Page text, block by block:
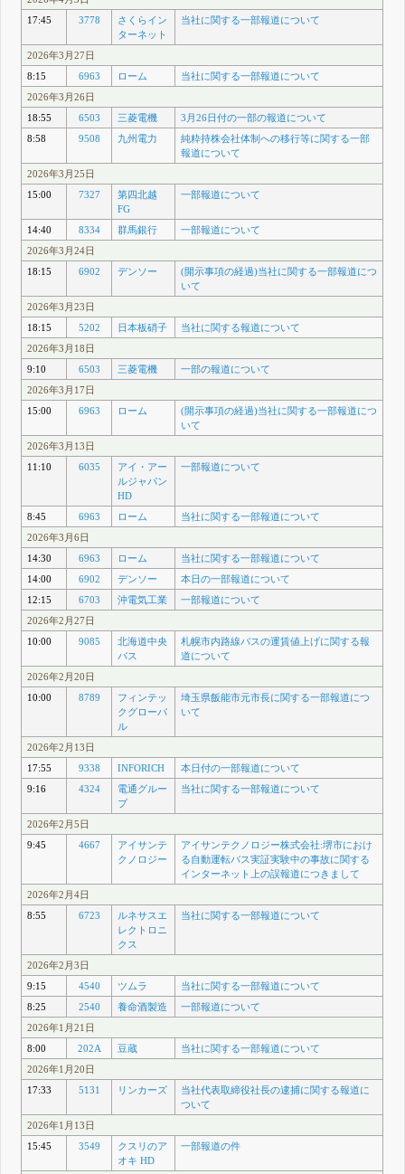
17:45
3778
さくらイン
ターネット
当社に関する一部報道について
2026年3月27日
8:15
6963 ローム
当社に関する一部報道について
2026年3月26日
18:55
6503 三菱電機
3月26日付の一部の報道について
8:58
9508 九州電力
純粋持株会社体制への移行等に関する一部
報道について
2026年3月25日
15:00
7327
第四北越
FG
一部報道について
14:40 8334 群馬銀行
一部報道について
2026年3月24日
18:15
6902 デンソー
(開示事項の経過)当社に関する一部報道につ
いて
2026年3月23日
18:15
5202 日本板硝子
当社に関する報道について
2026年3月18日
9:10
6503 三菱電機
一部の報道について
2026年3月17日
15:00
6963 ローム
(開示事項の経過)当社に関する一部報道につ
いて
2026年3月13日
11:10
6035
アイ・アー
ルジャパン
HD
一部報道について
8:45 6963 ローム
当社に関する一部報道について
2026年3月6日
14:30
6963 ローム
当社に関する一部報道について
14:00
6902 デンソー
本日の一部報道について
12:15
6703 沖電気工業
一部報道について
2026年2月27日
10:00
9085
北海道中央
バス
札幌市内路線バスの運賃値上げに関する報
道について
2026年2月20日
10:00
8789
フィンテッ
クグローバ
ル
埼玉県飯能市元市長に関する一部報道につ
いて
2026年2月13日
17:55
9338 INFORICH
本日付の一部報道について
9:16
4324
電通グルー
プ
当社に関する一部報道について
2026年2月5日
9:45
4667
アイサンテ
クノロジー
アイサンテクノロジー株式会社:堺市におけ
る自動運転バス実証実験中の事故に関する
インターネット上の誤報道につきまして
2026年2月4日
8:55
6723
ルネサスエ
レクトロニ
クス
当社に関する一部報道について
2026年2月3日
9:15
4540 ツムラ
当社に関する一部報道について
8:25
2540 養命酒製造
一部報道について
2026年1月21日
8:00
202A 豆蔵
当社に関する一部報道について
2026年1月20日
17:33
5131 リンカーズ
当社代表取締役社長の逮捕に関する報道に
ついて
2026年1月13日
15:45
3549
クスリのア
オキ HD
一部報道の件